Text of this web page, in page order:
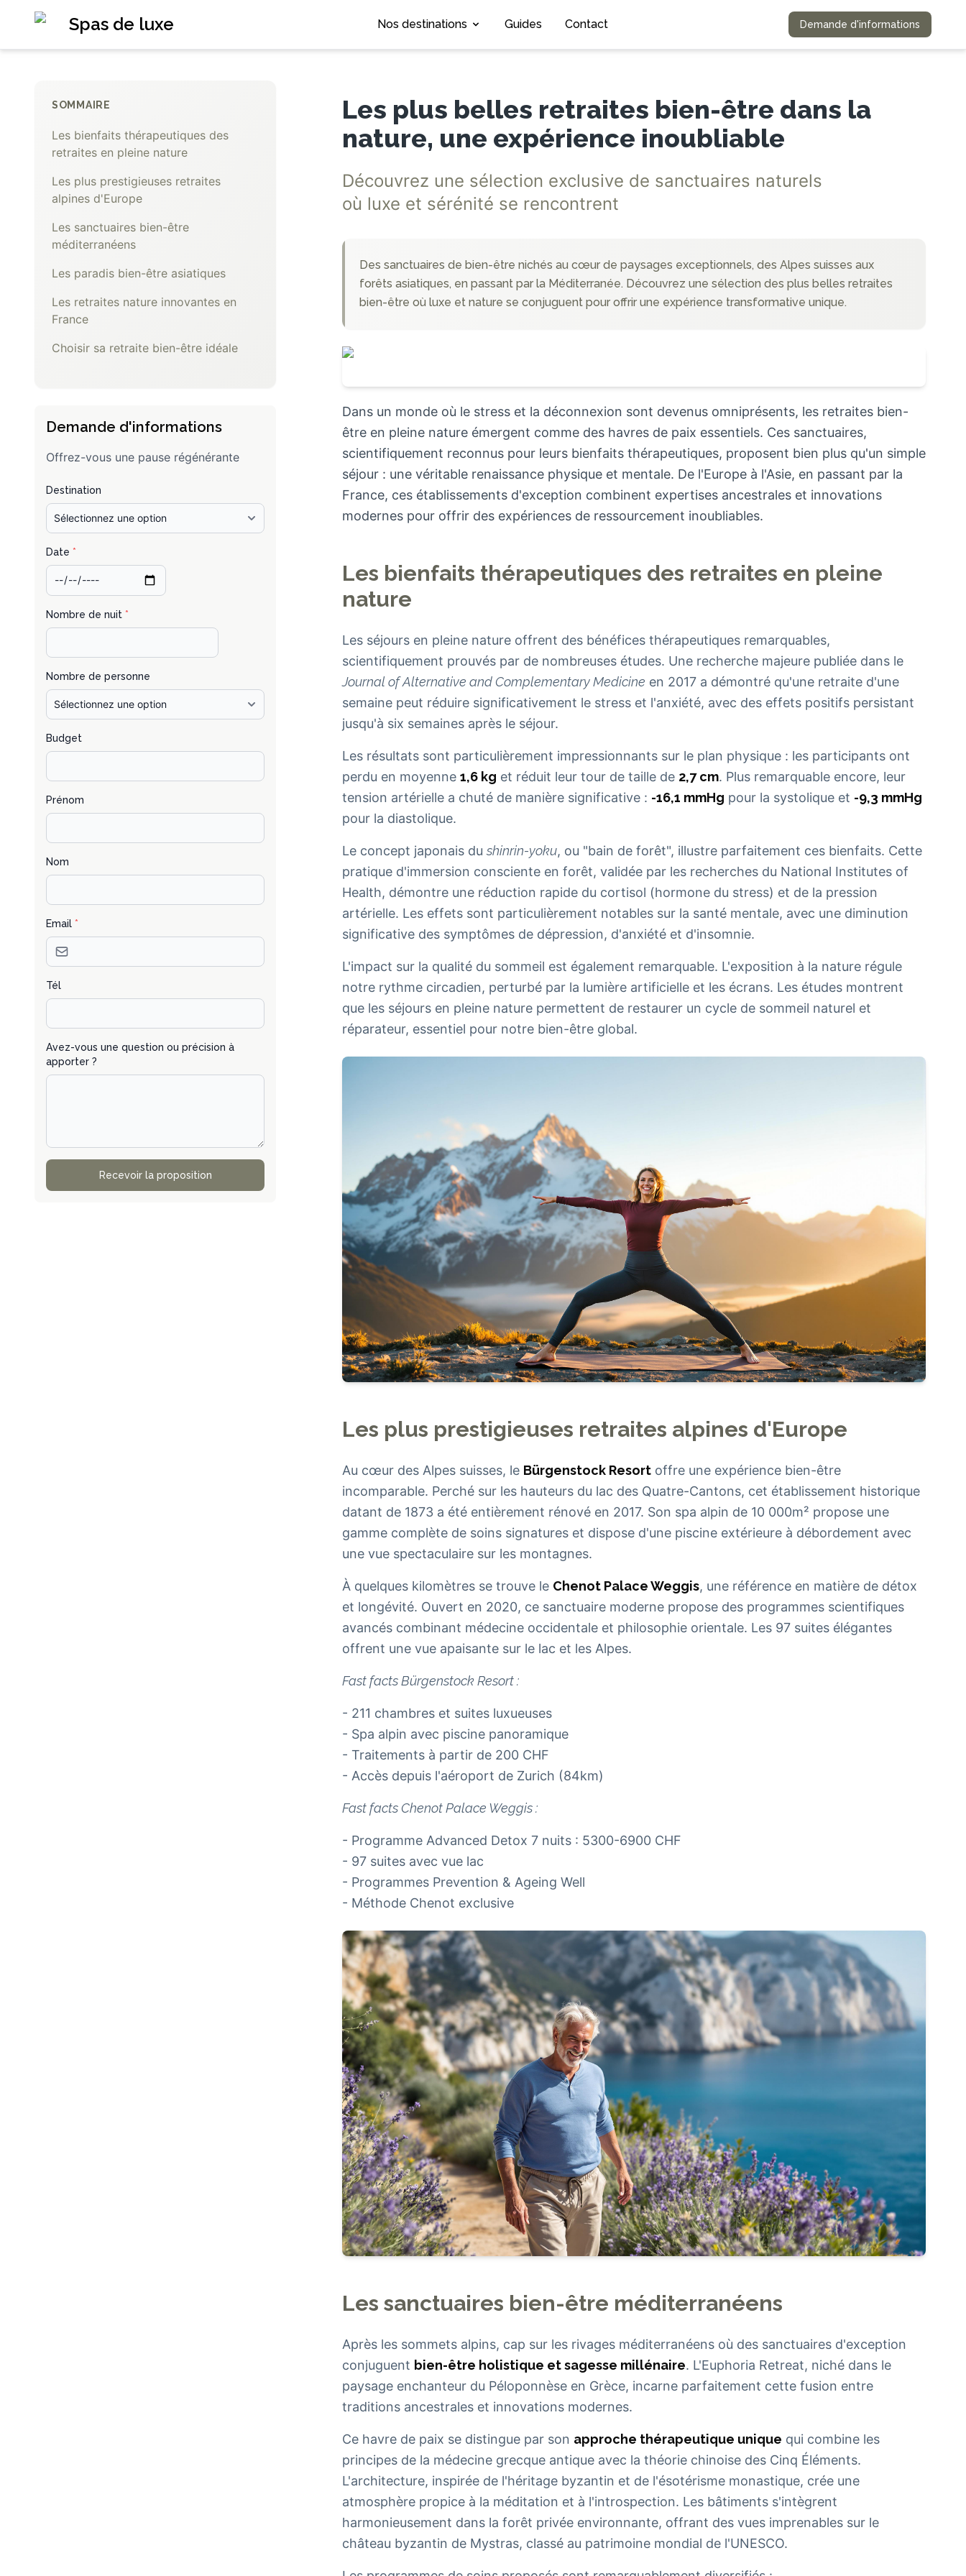
Spas de luxe Demande d'informations
Nos destinations Guides Contact
SOMMAIRE
Les bienfaits thérapeutiques des
retraites en pleine nature
Les plus prestigieuses retraites
alpines d'Europe
Les sanctuaires bien-être
méditerranéens
Les paradis bien-être asiatiques
Les retraites nature innovantes en
France
Choisir sa retraite bien-être idéale
Demande d'informations
Offrez-vous une pause régénérante
Destination
Date *
Nombre de nuit *
Nombre de personne
Budget
Prénom
Nom
Email *
Tél
Avez-vous une question ou précision à
apporter ?
Recevoir la proposition
Les plus belles retraites bien-être dans la
nature, une expérience inoubliable
Découvrez une sélection exclusive de sanctuaires naturels
où luxe et sérénité se rencontrent
Des sanctuaires de bien-être nichés au cœur de paysages exceptionnels, des Alpes suisses aux
forêts asiatiques, en passant par la Méditerranée. Découvrez une sélection des plus belles retraites
bien-être où luxe et nature se conjuguent pour offrir une expérience transformative unique.
Dans un monde où le stress et la déconnexion sont devenus omniprésents, les retraites bien-
être en pleine nature émergent comme des havres de paix essentiels. Ces sanctuaires,
scientifiquement reconnus pour leurs bienfaits thérapeutiques, proposent bien plus qu'un simple
séjour : une véritable renaissance physique et mentale. De l'Europe à l'Asie, en passant par la
France, ces établissements d'exception combinent expertises ancestrales et innovations
modernes pour offrir des expériences de ressourcement inoubliables.
Les bienfaits thérapeutiques des retraites en pleine
nature
Les séjours en pleine nature offrent des bénéfices thérapeutiques remarquables,
scientifiquement prouvés par de nombreuses études. Une recherche majeure publiée dans le
Journal of Alternative and Complementary Medicine en 2017 a démontré qu'une retraite d'une
semaine peut réduire significativement le stress et l'anxiété, avec des effets positifs persistant
jusqu'à six semaines après le séjour.
Les résultats sont particulièrement impressionnants sur le plan physique : les participants ont
perdu en moyenne 1,6 kg et réduit leur tour de taille de 2,7 cm. Plus remarquable encore, leur
tension artérielle a chuté de manière significative : -16,1 mmHg pour la systolique et -9,3 mmHg
pour la diastolique.
Le concept japonais dushinrin-yoku, ou "bain de forêt", illustre parfaitement ces bienfaits. Cette
pratique d'immersion consciente en forêt, validée par les recherches du National Institutes of
Health, démontre une réduction rapide du cortisol (hormone du stress) et de la pression
artérielle. Les effets sont particulièrement notables sur la santé mentale, avec une diminution
significative des symptômes de dépression, d'anxiété et d'insomnie.
L'impact sur la qualité du sommeil est également remarquable. L'exposition à la nature régule
notre rythme circadien, perturbé par la lumière artificielle et les écrans. Les études montrent
que les séjours en pleine nature permettent de restaurer un cycle de sommeil naturel et
réparateur, essentiel pour notre bien-être global.
Les plus prestigieuses retraites alpines d'Europe
Au cœur des Alpes suisses, le Bürgenstock Resort offre une expérience bien-être
incomparable. Perché sur les hauteurs du lac des Quatre-Cantons, cet établissement historique
datant de 1873 a été entièrement rénové en 2017. Son spa alpin de 10 000m² propose une
gamme complète de soins signatures et dispose d'une piscine extérieure à débordement avec
une vue spectaculaire sur les montagnes.
À quelques kilomètres se trouve le Chenot Palace Weggis, une référence en matière de détox
et longévité. Ouvert en 2020, ce sanctuaire moderne propose des programmes scientifiques
avancés combinant médecine occidentale et philosophie orientale. Les 97 suites élégantes
offrent une vue apaisante sur le lac et les Alpes.
Fast facts Bürgenstock Resort :
- 211 chambres et suites luxueuses
- Spa alpin avec piscine panoramique
- Traitements à partir de 200 CHF
- Accès depuis l'aéroport de Zurich (84km)
Fast facts Chenot Palace Weggis :
- Programme Advanced Detox 7 nuits : 5300-6900 CHF
- 97 suites avec vue lac
- Programmes Prevention & Ageing Well
- Méthode Chenot exclusive
Les sanctuaires bien-être méditerranéens
Après les sommets alpins, cap sur les rivages méditerranéens où des sanctuaires d'exception
conjuguent bien-être holistique et sagesse millénaire. L'Euphoria Retreat, niché dans le
paysage enchanteur du Péloponnèse en Grèce, incarne parfaitement cette fusion entre
traditions ancestrales et innovations modernes.
Ce havre de paix se distingue par son approche thérapeutique unique qui combine les
principes de la médecine grecque antique avec la théorie chinoise des Cinq Éléments.
L'architecture, inspirée de l'héritage byzantin et de l'ésotérisme monastique, crée une
atmosphère propice à la méditation et à l'introspection. Les bâtiments s'intègrent
harmonieusement dans la forêt privée environnante, offrant des vues imprenables sur le
château byzantin de Mystras, classé au patrimoine mondial de l'UNESCO.